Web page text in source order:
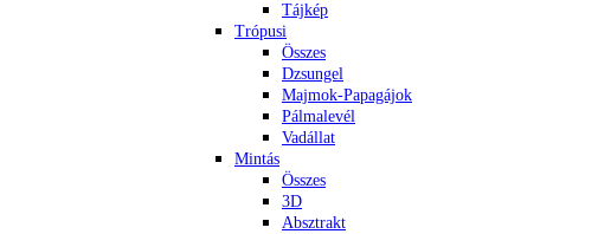
Tájkép
Trópusi
Összes
Dzsungel
Majmok-Papagájok
Pálmalevél
Vadállat
Mintás
Összes
3D
Absztrakt